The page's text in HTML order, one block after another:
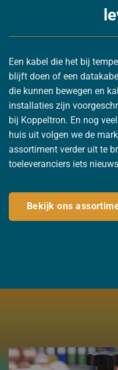
Een kabel die het bij
blijft doen of een
die kunnen bewegen en
installaties zijn
bij Koppeltron. En nog
huis uit volgen we de
assortiment verder uit te
toeleveranciers iets
Bekijk ons